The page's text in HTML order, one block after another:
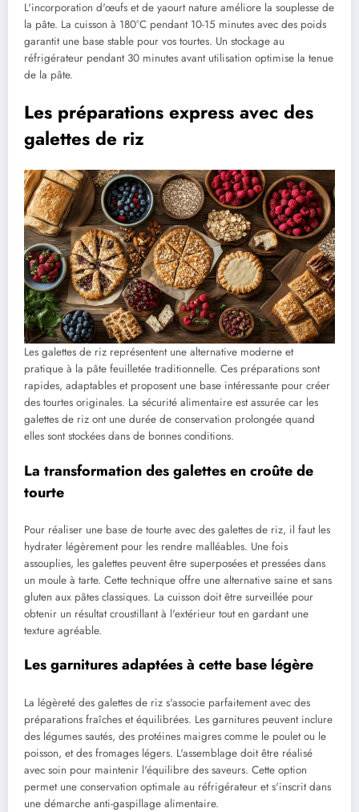
L'incorporation d'œufs et de yaourt nature améliore la souplesse de
la pâte. La cuisson à 180°C pendant 10-15 minutes avec des poids
garantit une base stable pour vos tourtes. Un stockage au
réfrigérateur pendant 30 minutes avant utilisation optimise la tenue
de la pâte.
Les préparations express avec des
galettes de riz
Les galettes de riz représentent une alternative moderne et
pratique à la pâte feuilletée traditionnelle. Ces préparations sont
rapides, adaptables et proposent une base intéressante pour créer
des tourtes originales. La sécurité alimentaire est assurée car les
galettes de riz ont une durée de conservation prolongée quand
elles sont stockées dans de bonnes conditions.
La transformation des galettes en croûte de
tourte
Pour réaliser une base de tourte avec des galettes de riz, il faut les
hydrater légèrement pour les rendre malléables. Une fois
assouplies, les galettes peuvent être superposées et pressées dans
un moule à tarte. Cette technique offre une alternative saine et sans
gluten aux pâtes classiques. La cuisson doit être surveillée pour
obtenir un résultat croustillant à l'extérieur tout en gardant une
texture agréable.
Les garnitures adaptées à cette base légère
La légèreté des galettes de riz s'associe parfaitement avec des
préparations fraîches et équilibrées. Les garnitures peuvent inclure
des légumes sautés, des protéines maigres comme le poulet ou le
poisson, et des fromages légers. L'assemblage doit être réalisé
avec soin pour maintenir l'équilibre des saveurs. Cette option
permet une conservation optimale au réfrigérateur et s'inscrit dans
une démarche anti-gaspillage alimentaire.